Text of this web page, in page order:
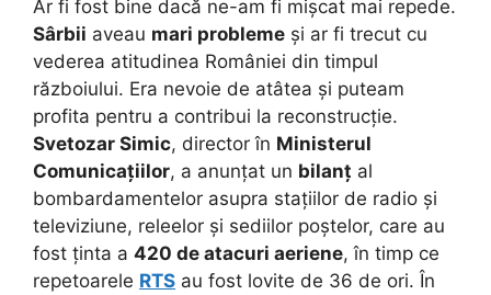
Ar fi fost bine dacă ne-am fi mișcat mai repede.
Sârbii aveau mari probleme și ar fi trecut cu
vederea atitudinea României din timpul
războiului. Era nevoie de atâtea și puteam
profita pentru a contribui la reconstrucție.
Svetozar Simic, director în Ministerul
Comunicațiilor, a anunțat un bilanț al
bombardamentelor asupra stațiilor de radio și
televiziune, releelor și sediilor poștelor, care au
fost ținta a 420 de atacuri aeriene, în timp ce
repetoarele RTS au fost lovite de 36 de ori. În